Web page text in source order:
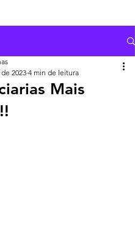
Mais
2023 4 min de leitura